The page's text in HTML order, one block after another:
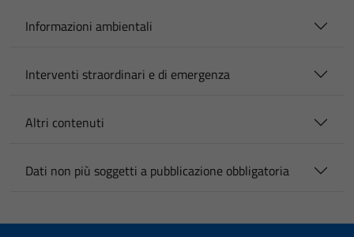
Informazioni ambientali
Interventi straordinari e di emergenza
Altri contenuti
Dati non più soggetti a pubblicazione obbligatoria